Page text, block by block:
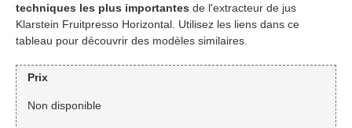
techniques les plus importantes de l'extracteur de jus
Klarstein Fruitpresso Horizontal. Utilisez les liens dans ce
tableau pour découvrir des modèles similaires.
Prix
Non disponible